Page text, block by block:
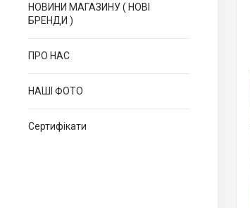
НОВИНИ МАГАЗИНУ ( НОВІ
БРЕНДИ )
ПРО НАС
НАШІ ФОТО
Сертифікати